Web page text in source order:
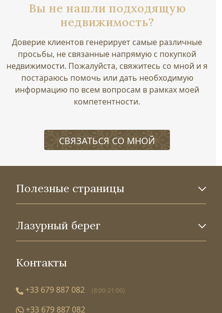
Вы не нашли подходящую
недвижимость?
Доверие клиентов генерирует самые различные
просьбы, не связанные напрямую с покупкой
недвижимости. Пожалуйста, свяжитесь со мной и я
постараюсь помочь или дать необходимую
информацию по всем вопросам в рамках моей
компетентности.
СВЯЗАТЬСЯ СО МНОЙ
Полезные страницы
Лазурный берег
Контакты
+33 679 887 082 (8:00-21:00)
+33 679 887 082